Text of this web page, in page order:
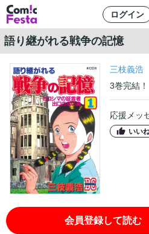
ログイン
語り継がれる戦争の記憶
三枝義浩
3巻完結！
応援メッ
いい
会員登録して読む